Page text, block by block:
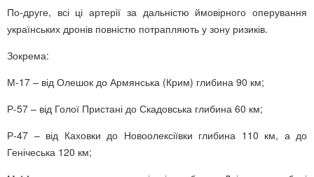
По-друге, всі ці артерії за дальністю ймовірного оперування
українських дронів повністю потрапляють у зону ризиків.
Зокрема:
М-17 – від Олешок до Армянська (Крим) глибина 90 км;
Р-57 – від Голої Пристані до Скадовська глибина 60 км;
Р-47 – від Каховки до Новоолексіївки глибина 110 км, а до
Генічеська 120 км;